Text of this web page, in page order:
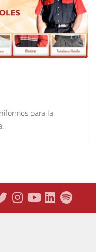
para la